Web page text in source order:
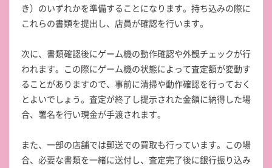
き）のいずれかを準備することになります。持ち込みの際に
これらの書類を提出し、店員が確認を行います。
次に、書類確認後にゲーム機の動作確認や外観チェックが行
われます。この際にゲーム機の状態によって査定額が変動す
ることがありますので、事前に清掃や動作確認を行っておく
とよいでしょう。査定が終了し提示された金額に納得した場
合、署名を行い現金が手渡されます。
また、一部の店舗では郵送での買取も行っています。この場
合、必要な書類を一緒に送付し、査定完了後に銀行振り込み